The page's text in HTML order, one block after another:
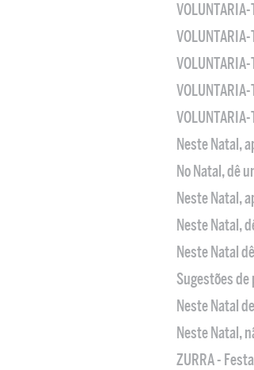
Neste Natal,
No Natal, dê
Neste Natal,
Neste Natal,
Neste Natal
Sugestões de
Neste Natal
Neste Natal,
ZURRA -